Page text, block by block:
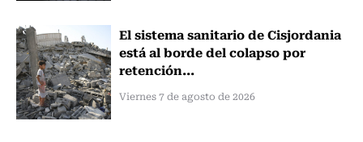
El sistema sanitario de Cisjordania
está al borde del colapso por
retención...
Viernes 7 de agosto de 2026